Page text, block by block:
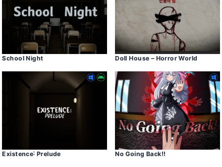
School Night Doll House – Horror World
Existence˸ Prelude No Going Backǃǃ